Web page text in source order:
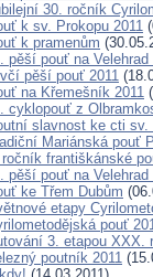
30. ročník
k sv. Prokopu 2011
k pramenům
pěší pouť na Velehrad
pěší pouť 2011
na Křemešník 2011
cyklopouť z
slavnost ke cti sv.
Mariánská pouť
františkánské
pěší pouť na
ke Třem Dubům
etapy
pouť
3. etapou XXX.
poutník 2011